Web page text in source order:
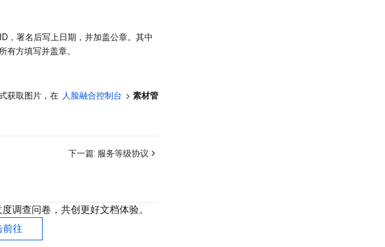
，署名后写上日期，并加盖公章。其中
有方填写并盖章。
获取图片，在 人脸融合控制台 > 素材管
下一篇: 服务等级协议
调查问卷，共创更好文档体验。
前往